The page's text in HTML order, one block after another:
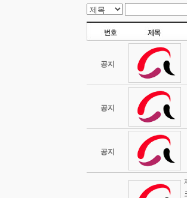
공지
공지
공지